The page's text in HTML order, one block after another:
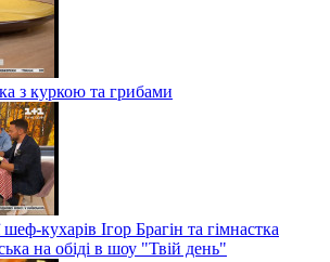
з куркою та грибами
кухарів Ігор Брагін та гімнастка
на обіді в шоу "Твій день"